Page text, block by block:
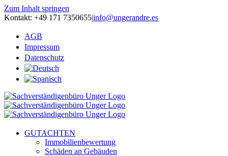
Zum Inhalt springen
Kontakt: +49 171 7350655|info@ungerandre.es
AGB
Impressum
Datenschutz
GUTACHTEN
Immobilienbewertung
Schäden an Gebäuden